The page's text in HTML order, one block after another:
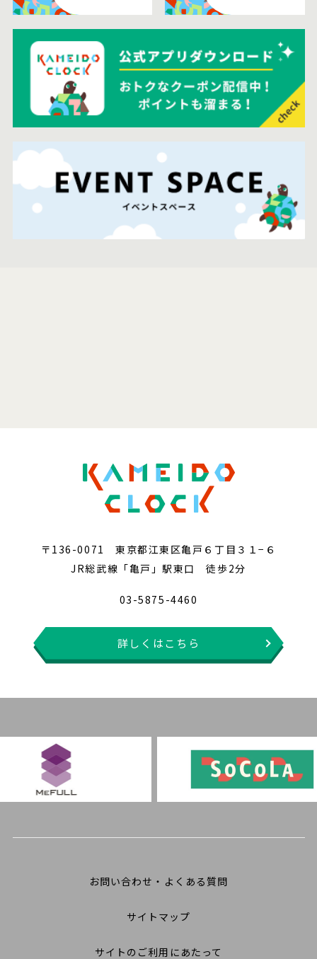
〒136-0071 東京都江東区亀戸６丁目３１−６
JR総武線「亀戸」駅東口 徒歩2分
03-5875-4460
詳しくはこちら
お問い合わせ・よくある質問
サイトマップ
サイトのご利用にあたって